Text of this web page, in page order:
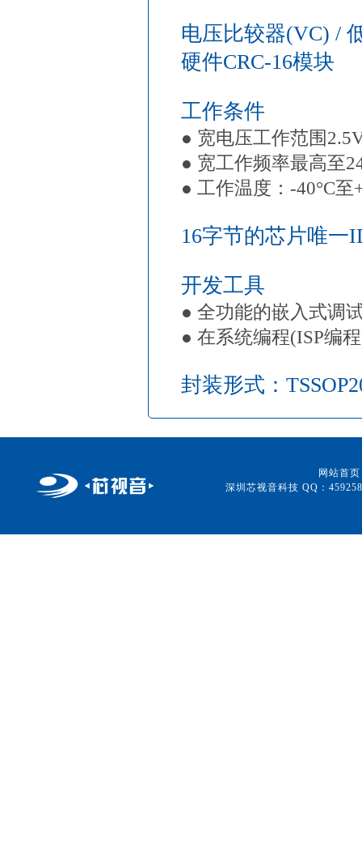
电压比较器(VC) /
硬件CRC-16模块
工作条件
● 宽电压工作范围
● 宽工作频率最高至
● 工作温度：-40°C至
16字节的芯片唯一
开发工具
● 全功能的嵌入式调
● 在系统编程(ISP编
封装形式：
网站首页
深圳芯视音科技 QQ：